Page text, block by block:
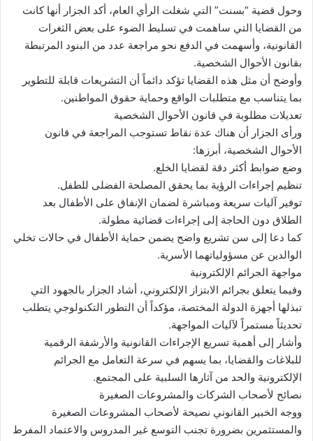
وحول قضية “بسنت” التي شغلت الرأي العام، أكد الجزار أنها كانت
من القضايا التي ساهمت في تسليط الضوء على بعض الثغرات
القانونية، وأسهمت في الدفع نحو مراجعة عدد من البنود المرتبطة
بقانون الأحوال الشخصية.
وأوضح أن مثل هذه القضايا تؤكد دائماً أن التشريعات قابلة للتطوير
بما يتناسب مع متطلبات الواقع وحماية حقوق المواطنين.
تعديلات مطلوبة في قانون الأحوال الشخصية
ورأى الجزار أن هناك عدة نقاط تستوجب المراجعة في قانون
الأحوال الشخصية، أبرزها:
وضع ضوابط أكثر دقة لقضايا الخلع.
تنظيم إجراءات الرؤية بما يحقق المصلحة الفضلى للطفل.
توفير آليات سريعة ومباشرة لضمان الإنفاق على الأطفال بعد
الطلاق دون الحاجة إلى إجراءات قضائية مطولة.
كما دعا إلى سن تشريع واضح يضمن حماية الأطفال في حالات تخلي
الوالدين عن مسؤولياتهما الأسرية.
مواجهة الجرائم الإلكترونية
وفيما يتعلق بجرائم الابتزاز الإلكتروني، أشاد الجزار بالجهود التي
تبذلها أجهزة الدولة المختصة، مؤكداً أن التطور التكنولوجي يتطلب
تحديثاً مستمراً لآليات المواجهة.
وأشار إلى أهمية تسريع الإجراءات القانونية والأرشفة الرقمية
للبلاغات والقضايا، بما يسهم في سرعة التعامل مع الجرائم
الإلكترونية والحد من آثارها السلبية على المجتمع.
نصائح لأصحاب الشركات والمشروعات الصغيرة
ووجه الخبير القانوني نصيحة لأصحاب المشروعات الصغيرة
والمستثمرين بضرورة تجنب التوسع غير المدروس والاعتماد المفرط